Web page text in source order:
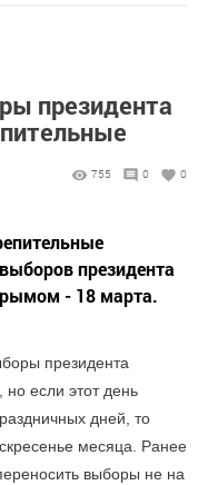
президента
755 0 0
президента
- 18 марта.
президента
но если этот день
дней, то
месяца. Ранее
выборы не на